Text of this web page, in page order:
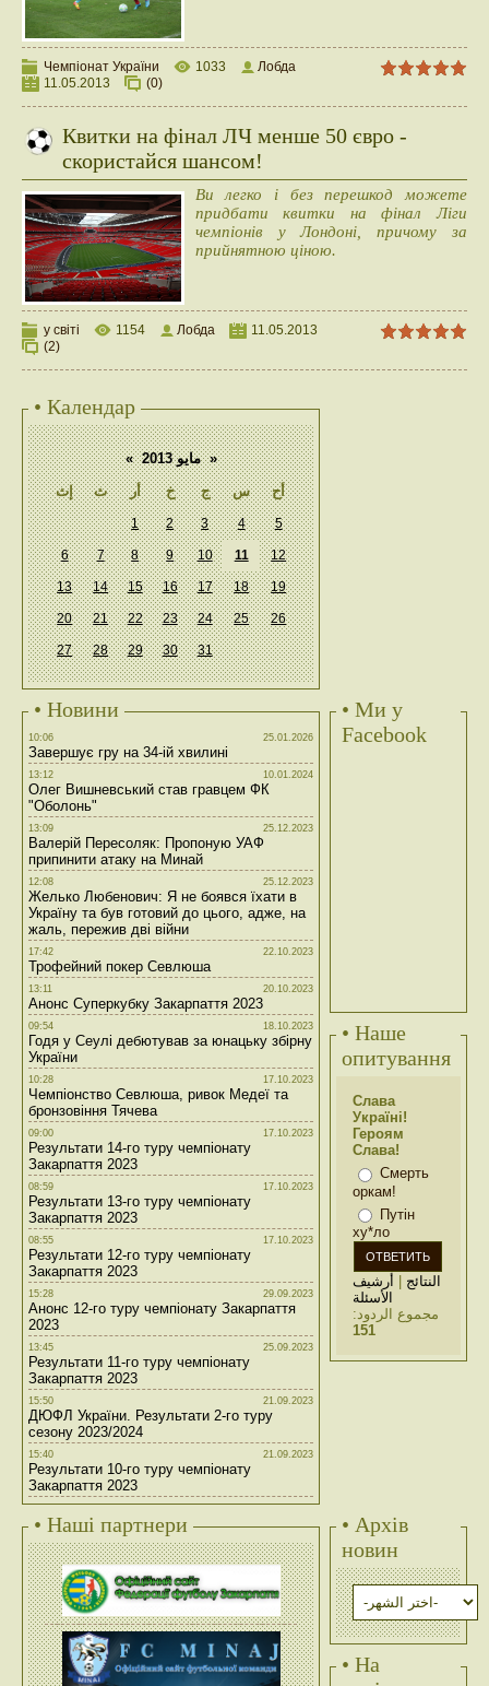
Чемпіонат України 1033
Лобда
11.05.2013
(0)
Квитки на фінал ЛЧ менше 50 євро -
скористайся шансом!
Ви легко і без перешкод можете
придбати квитки на фінал Ліги
чемпіонів у Лондоні, причому за
прийнятною ціною.
у світі 1154 Лобда
11.05.2013
(2)
• Календар
« مايو 2013 »
إث
ث أر خ ج س أح
1 2 3 4 5
6 7 8 9 10 11 12
13 14 15 16 17 18 19
20 21 22 23 24 25 26
27 28 29 30 31
• Новини
10:06 25.01.2026
Завершує гру на 34-ій хвилині
13:12 10.01.2024
Олег Вишневський став гравцем ФК
"Оболонь"
13:09 25.12.2023
Валерій Пересоляк: Пропоную УАФ
припинити атаку на Минай
12:08 25.12.2023
Желько Любенович: Я не боявся їхати в
Україну та був готовий до цього, адже, на
жаль, пережив дві війни
17:42 22.10.2023
Трофейний покер Севлюша
13:11 20.10.2023
Анонс Суперкубку Закарпаття 2023
09:54 18.10.2023
Годя у Сеулі дебютував за юнацьку збірну
України
10:28 17.10.2023
Чемпіонство Севлюша, ривок Медеї та
бронзовіння Тячева
09:00 17.10.2023
Результати 14-го туру чемпіонату
Закарпаття 2023
08:59 17.10.2023
Результати 13-го туру чемпіонату
Закарпаття 2023
08:55 17.10.2023
Результати 12-го туру чемпіонату
Закарпаття 2023
15:28 29.09.2023
Анонс 12-го туру чемпіонату Закарпаття
2023
13:45 25.09.2023
Результати 11-го туру чемпіонату
Закарпаття 2023
15:50 21.09.2023
ДЮФЛ України. Результати 2-го туру
сезону 2023/2024
15:40 21.09.2023
Результати 10-го туру чемпіонату
Закарпаття 2023
• Ми у
Facebook
• Наше
опитування
Слава
Україні!
Героям
Слава!
Смерть
оркам!
Путін
ху*ло
النتائج | أرشيف
الأسئلة
مجموع الردود:
151
• Наші партнери
• Архів
новин
• На